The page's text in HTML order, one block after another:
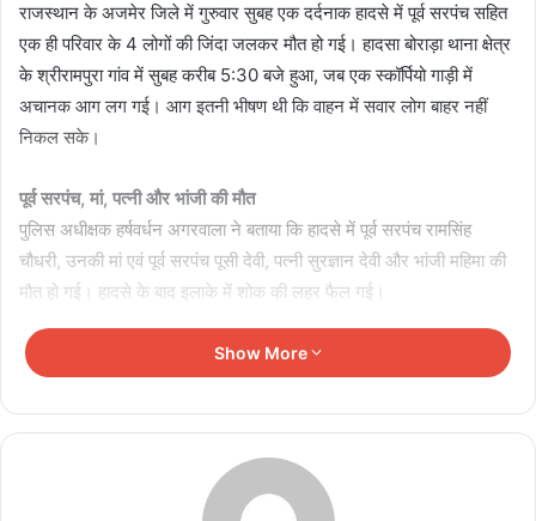
राजस्थान के अजमेर जिले में गुरुवार सुबह एक दर्दनाक हादसे में पूर्व सरपंच सहित
एक ही परिवार के 4 लोगों की जिंदा जलकर मौत हो गई। हादसा बोराड़ा थाना क्षेत्र
के श्रीरामपुरा गांव में सुबह करीब 5:30 बजे हुआ, जब एक स्कॉर्पियो गाड़ी में
अचानक आग लग गई। आग इतनी भीषण थी कि वाहन में सवार लोग बाहर नहीं
निकल सके।
पूर्व सरपंच, मां, पत्नी और भांजी की मौत
पुलिस अधीक्षक हर्षवर्धन अगरवाला ने बताया कि हादसे में पूर्व सरपंच रामसिंह
चौधरी, उनकी मां एवं पूर्व सरपंच पूसी देवी, पत्नी सुरज्ञान देवी और भांजी महिमा की
मौत हो गई। हादसे के बाद इलाके में शोक की लहर फैल गई।
Related Articles
जरूरत नहीं, जानिए क्या है असली बात
August 7, 2026
Show More